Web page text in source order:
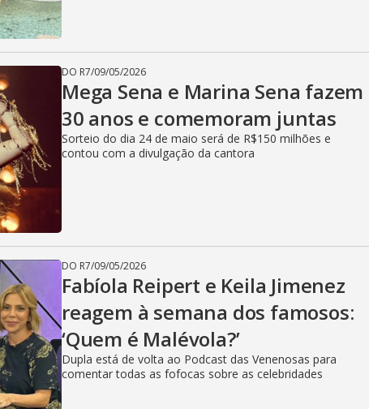
DO R7/09/05/2026
Mega Sena e Marina Sena fazem
30 anos e comemoram juntas
Sorteio do dia 24 de maio será de R$150 milhões e
contou com a divulgação da cantora
DO R7/09/05/2026
Fabíola Reipert e Keila Jimenez
reagem à semana dos famosos:
‘Quem é Malévola?’
Dupla está de volta ao Podcast das Venenosas para
comentar todas as fofocas sobre as celebridades